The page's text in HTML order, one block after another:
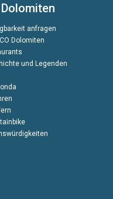
Dolomiten
anfragen
Dolomiten
und Legenden